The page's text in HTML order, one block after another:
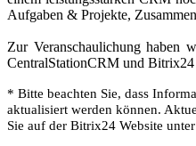
Aufgaben & Projekte,
Zur Veranschaulichung haben
CentralStationCRM und Bitrix24
* Bitte beachten Sie, dass
aktualisiert werden können.
Sie auf der Bitrix24 Website unter